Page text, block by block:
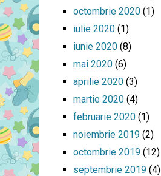
octombrie 2020(1)
iulie 2020(1)
iunie 2020(8)
mai 2020(6)
aprilie 2020(3)
martie 2020(4)
februarie 2020(1)
noiembrie 2019(2)
octombrie 2019(12)
septembrie 2019(4)